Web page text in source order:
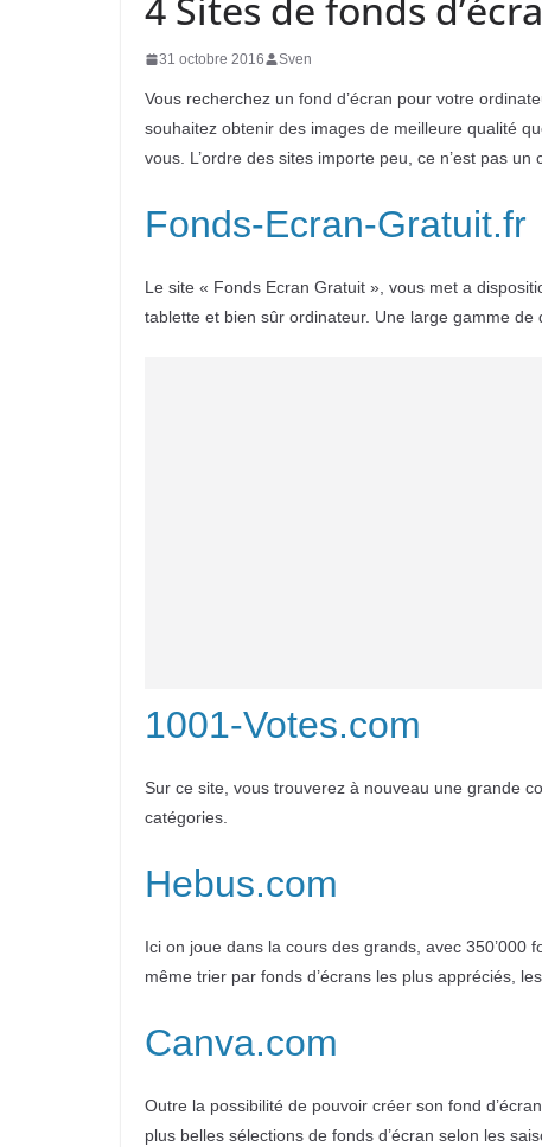
4 Sites de fonds
31 octobre 2016 Sven
Vous recherchez un fond d’écran pour votre
souhaitez obtenir des images de meilleure qualité
vous. L’ordre des sites importe peu, ce n’est pas un
Fonds-Ecran-Gratuit.fr
Le site « Fonds Ecran Gratuit », vous met a
tablette et bien sûr ordinateur. Une large gamme de
1001-Votes.com
Sur ce site, vous trouverez à nouveau une grande
catégories.
Hebus.com
Ici on joue dans la cours des grands, avec 350’000
même trier par fonds d’écrans les plus appréciés,
Canva.com
Outre la possibilité de pouvoir créer son fond
plus belles sélections de fonds d’écran selon les